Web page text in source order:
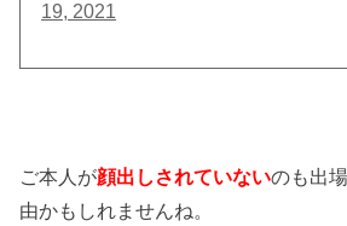
19, 2021
ご本人が顔出しされていないのも出
由かもしれませんね。